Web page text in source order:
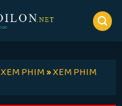
XEM PHIM»XEM PHIM